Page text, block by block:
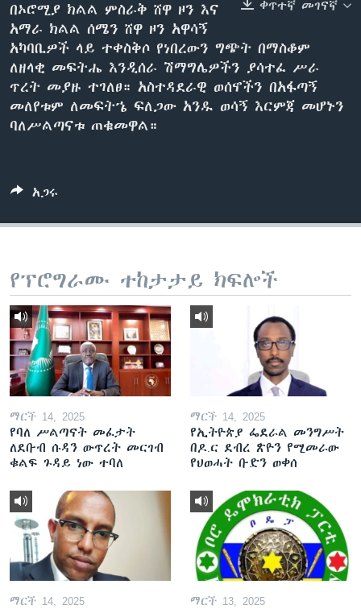
ቋንቋዎች
ቀጥተኛ መገናኛ
በኦሮሚያ ክልል ምስራቅ ሸዋ ዞን እና
አማራ ክልል ሰሜን ሸዋ ዞን አዋሳኝ
አካባቢዎች ላይ ተቀስቅሶ የነበረውን ግጭት በማስቆም
ለዘላቂ መፍትሔ እንዲሰራ ሽማግሌዎችን ያሳተፈ ሥራ
ጥረት መያዙ ተገለፀ። አስተዳደራዊ ወሰኖችን በአፋጣኝ
መለየቱም ለመፍትኄ ፍለጋው አንዱ ወሳኝ እርምጃ መሆኑን
ባለሥልጣናቱ ጠቁመዋል።
አጋሩ
የፕሮግራሙ ተከታታይ ክፍሎች
ማርች 14, 2025
የባለ ሥልጣናት መፈታት
ለደቡብ ሱዳን ውጥረት መርገብ
ቁልፍ ጉዳይ ነው ተባለ
ማርች 14, 2025
የኢትዮጵያ ፌደራል መንግሥት
በዶ.ር ደብረ ጽዮን የሚመራው
የህወሓት ቡድን ወቀሰ
ማርች 14, 2025 ማርች 13, 2025